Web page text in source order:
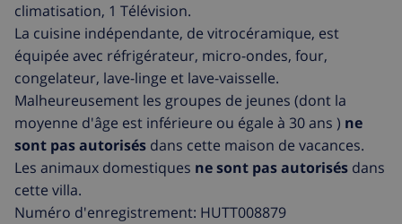
climatisation, 1 Télévision.
La cuisine indépendante, de vitrocéramique, est
équipée avec réfrigérateur, micro-ondes, four,
congelateur, lave-linge et lave-vaisselle.
Malheureusement les groupes de jeunes (dont la
moyenne d'âge est inférieure ou égale à 30 ans ) ne
sont pas autorisés dans cette maison de vacances.
Les animaux domestiques ne sont pas autorisés dans
cette villa.
Numéro d'enregistrement: HUTT008879